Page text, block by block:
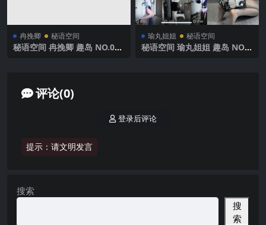
冉挽卿 秘语空间
秘语空间 冉挽卿 趣岛 NO.001
瑜丸姐姐 秘语空间
秘语空间 瑜丸姐姐 趣岛 NO.0
评论(0)
提示：请文明发言
登录后评论
搜索
搜
索